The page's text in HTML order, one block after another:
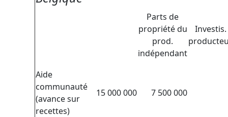
Parts de
propriété du
prod.
indépendant
Investis.
Aide
communauté
(avance sur
recettes)
15 000 000 7 500 000